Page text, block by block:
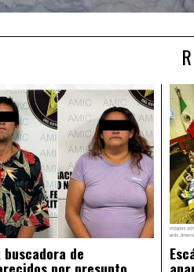
buscadora de
por presunto